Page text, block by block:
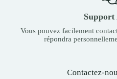
Vous pouvez facilement
répondra
Contactez-